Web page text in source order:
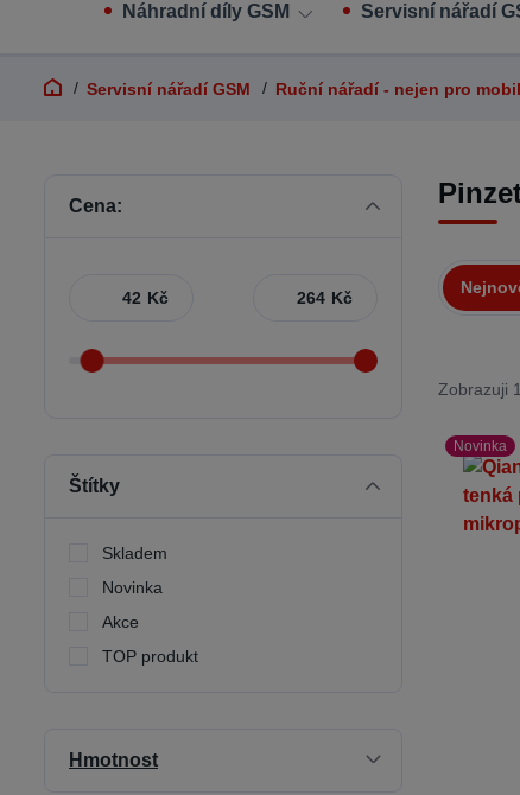
Náhradní díly GSM Servisní nářadí
Servisní nářadí GSM Ruční nářadí - nejen pro
Zobrazuji
Novinka
Cena:
Kč Kč
Štítky
Skladem
Novinka
Akce
TOP produkt
Hmotnost